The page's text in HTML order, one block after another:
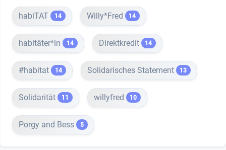
habiTAT 14 Willy*Fred 14
habitäter*in 14 Direktkredit 14
#habitat 14 Solidarisches Statement 13
Solidarität 11 willyfred 10
Porgy and Bess 5